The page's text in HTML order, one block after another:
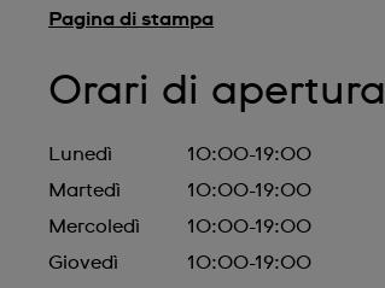
Pagina di stampa
Orari di apertura
Lunedì
10:00-19:00
Martedì
10:00-19:00
Mercoledì
10:00-19:00
Giovedì
10:00-19:00